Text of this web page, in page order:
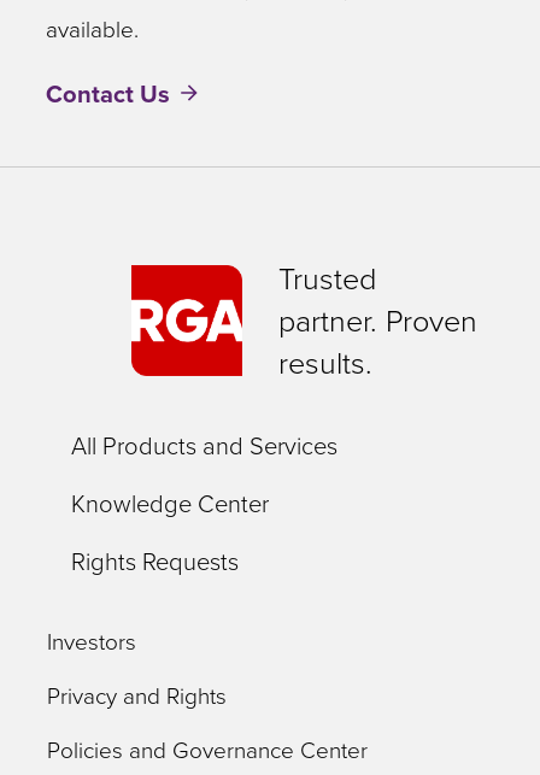
available.
Contact Us
Trusted
partner. Proven
results.
All Products and Services
Knowledge Center
Rights Requests
Investors
Privacy and Rights
Policies and Governance Center